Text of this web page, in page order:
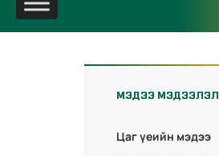
МЭДЭЭ МЭДЭЭЛЭЛ
Цаг үеийн мэдээ